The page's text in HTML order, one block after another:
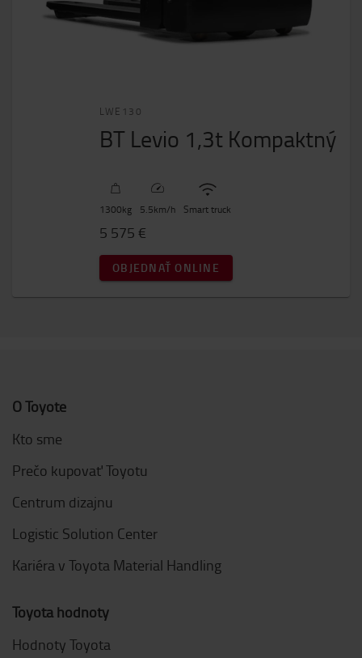
LWE130
BT Levio 1,3t Kompaktný
1300kg 5.5km/h Smart truck
5 575 €
OBJEDNAŤ ONLINE
O Toyote
Kto sme
Prečo kupovať Toyotu
Centrum dizajnu
Logistic Solution Center
Kariéra v Toyota Material Handling
Toyota hodnoty
Hodnoty Toyota